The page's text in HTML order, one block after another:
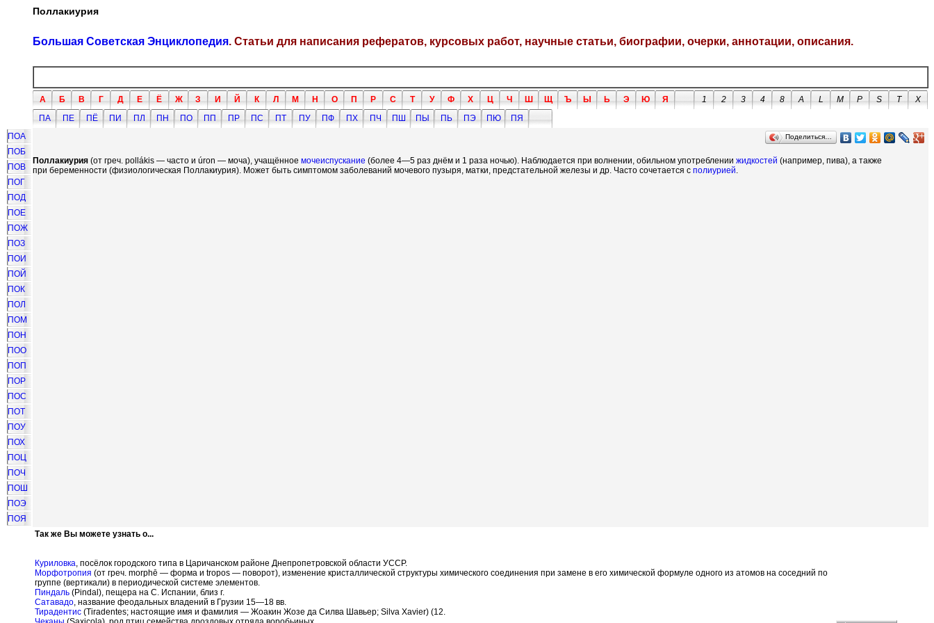
Поллакиурия
Большая Советская Энциклопедия. Статьи для написания рефератов, курсовых работ, научные статьи, биографии, очерки, аннотации, описания.
А Б В Г Д Е Ё Ж З И Й К Л М Н О П Р С Т У Ф Х Ц Ч Ш Щ Ъ Ы Ь Э Ю Я 1 2 3 4 8 A L M P S T
X
ПА
ПЕ ПЁ ПИ ПЛ ПН ПО ПП ПР ПС ПТ ПУ ПФ ПХ ПЧ ПШ ПЫ ПЬ ПЭ ПЮ
ПЯ
ПОА
ПОБ
ПОВ
ПОГ
ПОД
ПОЕ
ПОЖ
ПОЗ
ПОИ
ПОЙ
ПОК
ПОЛ
ПОМ
ПОН
ПОО
ПОП
ПОР
ПОС
ПОТ
ПОУ
ПОХ
ПОЦ
ПОЧ
ПОШ
ПОЭ
ПОЯ
Поделиться…
Поллакиурия (от греч. poll ákis — часто и úron — моча), учащённое мочеиспускание (более 4—5 раз днём и 1 раза ночью). Наблюдается при волнении, обильном употреблении жидкостей (например, пива), а также
при беременности (физиологическая Поллакиурия). Может быть симптомом заболеваний мочевого пузыря, матки, предстательной железы и др. Часто сочетается с полиурией.
Так же Вы можете узнать о...
Куриловка, посёлок городского типа в Царичанском районе Днепропетровской области УССР.
Морфотропия (от греч. morphē — форма и tropos — поворот), изменение кристаллической структуры химического соединения при замене в его химической формуле одного из атомов на соседний по
группе (вертикали) в периодической системе элементов.
Пиндаль (Pindal), пещера на С. Испании, близ г.
Сатавадо, название феодальных владений в Грузии 15—18 вв.
Тирадентис (Tiradentes; настоящие имя и фамилия — Жоакин Жозе да Силва Шавьер; Silva Xavier) (12.